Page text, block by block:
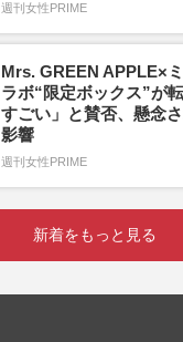
週刊女性PRIME
Mrs. GREEN APPLE×
ラボ“限定ボックス”が
すごい」と賛否、懸念
影響
週刊女性PRIME
新着をもっと見る